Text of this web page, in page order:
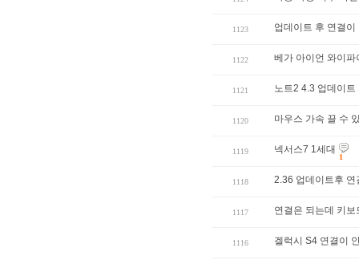
1123 업데이트 후 연결이
1122 베가 아이언 와이
1121 노트2 4.3 업데이
1120 마우스 가속 끌 수
1119 넥서스7 1세대
1
1118 2.36 업데이트후 연
1117 연결은 되는데 키
1116 겔럭시 S4 연결이